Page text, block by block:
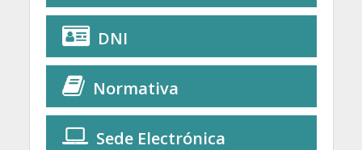
DNI
Normativa
Sede Electrónica